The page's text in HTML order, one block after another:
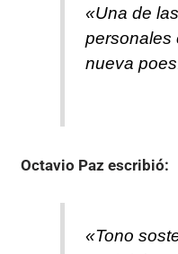
«Una de
personales
nueva
Octavio Paz escribió:
«Tono